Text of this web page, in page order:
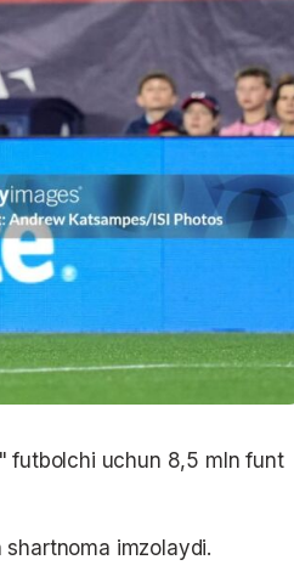
futbolchi uchun 8,5 mln funt
imzolaydi.